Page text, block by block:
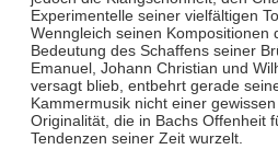
Experimentelle seiner vielfältigen
Wenngleich seinen Kompositionen
Bedeutung des Schaffens seiner
Emanuel, Johann Christian und
versagt blieb, entbehrt gerade
Kammermusik nicht einer
Originalität, die in Bachs Offenheit
Tendenzen seiner Zeit wurzelt.